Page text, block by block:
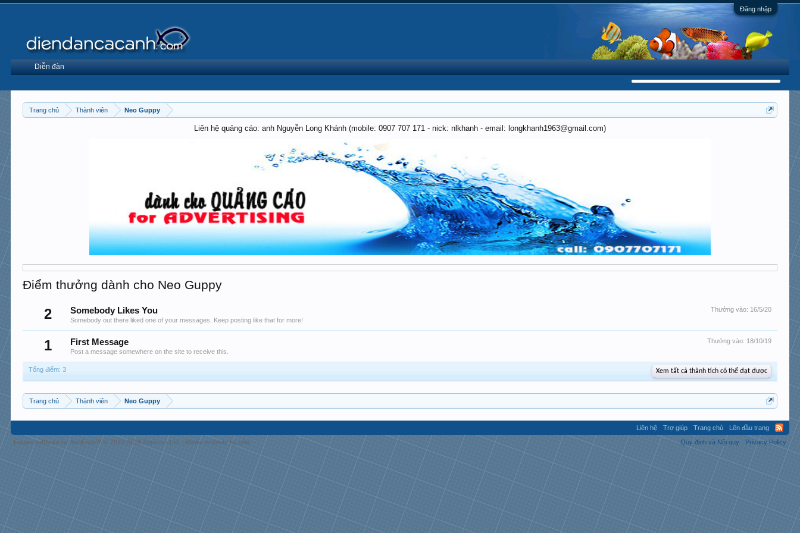
Đăng nhập
Trang chủ Thành viên Neo Guppy
Liên hệ quảng cáo: anh Nguyễn Long Khánh (mobile: 0907 707 171 - nick: nlkhanh - email: longkhanh1963@gmail.com)
Điểm thưởng dành cho Neo Guppy
2 Thưởng vào: 16/5/20
Somebody Likes You
Somebody out there liked one of your messages. Keep posting like that for more!
1 Thưởng vào: 18/10/19
First Message
Post a message somewhere on the site to receive this.
Tổng điểm: 3 Xem tất cả thành tích có thể đạt được
Trang chủ Thành viên Neo Guppy
Diễn đàn
Liên hệ Trợ giúp Trang chủ
Lên đầu trang
Quy định và Nội quy
Privacy Policy
Forum software by XenForo™© 2010-2018 XenForo Ltd. | Media embeds by s9e